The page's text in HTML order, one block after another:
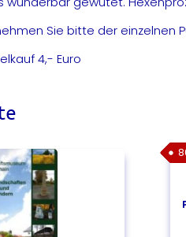
Sie bitte der einzelnen
4,- Euro